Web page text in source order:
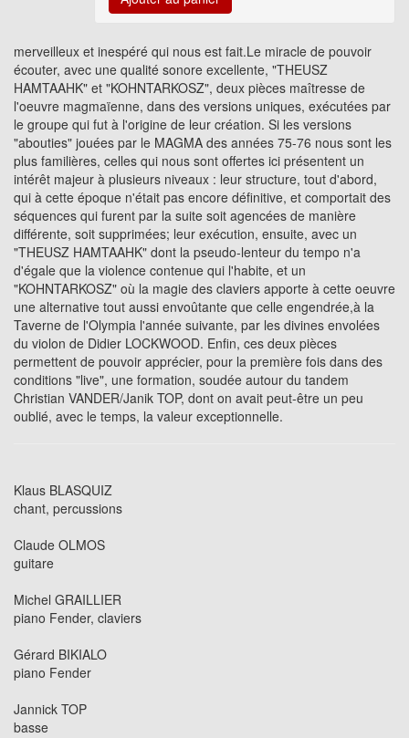
merveilleux et inespéré qui nous est fait.Le miracle de pouvoir
écouter, avec une qualité sonore excellente, "THEUSZ
HAMTAAHK" et "KOHNTARKOSZ", deux pièces maîtresse de
l'oeuvre magmaïenne, dans des versions uniques, exécutées par
le groupe qui fut à l'origine de leur création. Si les versions
"abouties" jouées par le MAGMA des années 75-76 nous sont les
plus familières, celles qui nous sont offertes ici présentent un
intérêt majeur à plusieurs niveaux : leur structure, tout d'abord,
qui à cette époque n'était pas encore définitive, et comportait des
séquences qui furent par la suite soit agencées de manière
différente, soit supprimées; leur exécution, ensuite, avec un
"THEUSZ HAMTAAHK" dont la pseudo-lenteur du tempo n'a
d'égale que la violence contenue qui l'habite, et un
"KOHNTARKOSZ" où la magie des claviers apporte à cette oeuvre
une alternative tout aussi envoûtante que celle engendrée,à la
Taverne de l'Olympia l'année suivante, par les divines envolées
du violon de Didier LOCKWOOD. Enfin, ces deux pièces
permettent de pouvoir apprécier, pour la première fois dans des
conditions "live", une formation, soudée autour du tandem
Christian VANDER/Janik TOP, dont on avait peut-être un peu
oublié, avec le temps, la valeur exceptionnelle.
Klaus BLASQUIZ
chant, percussions
Claude OLMOS
guitare
Michel GRAILLIER
piano Fender, claviers
Gérard BIKIALO
piano Fender
Jannick TOP
basse